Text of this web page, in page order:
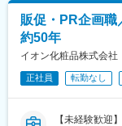
販促・PR企画職
約50年
イオン化粧品株式会社
正社員 転勤なし
【未経験歓迎